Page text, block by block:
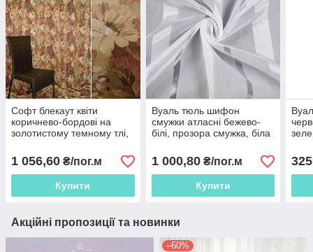
Софт блекаут квіти
коричнево-бордові на
золотистому темному тлі,
1 056,60 ₴/пог.м
Купити
Вуаль тюль шифон
смужки атласні бежево-
білі, прозора смужка, біла
1 000,80₴/пог.м
Купити
325
Акційні пропозиції та новинки
–60%